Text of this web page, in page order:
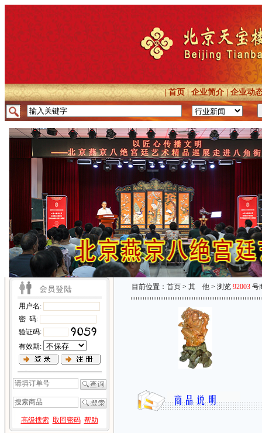
|首页|企业简介|企业动
用户名:
密 码:
验证码:
有效期:
高级搜索 取回密码 帮助
目前位置： 首页> 其 他> 浏览92003号